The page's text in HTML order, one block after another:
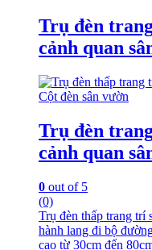
Trụ đèn
cảnh quan
Cột đèn sân vườn
Trụ đèn
cảnh quan
0 out of 5
(0)
Trụ đèn thấp trang trí
hành lang đi bộ
cao từ 30cm đến